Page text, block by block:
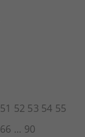
51 52 53 54 55
66 90